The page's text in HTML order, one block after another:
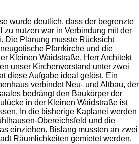
wurde deutlich, dass der begrenzte
zu nutzen war in Verbindung mit der
Die Planung musste Rücksicht
Pfarrkirche und die
Kleinen Waidstraße. Herr Architekt
unser Kirchenvorstand unter zwei
diese Aufgabe ideal gelöst. Ein
verbindet Neu- und Altbau, der
bedrängt den Baukörper der
in der Kleinen Waidstra­ße ist
In die bisherige Kaplanei werden
Obereichsfeld und die
einziehen. Bislang mussten an zwei
Räumlichkeiten gemietet werden.